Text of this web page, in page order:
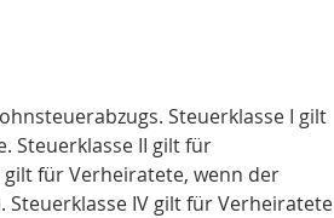
Steuerklasse I gilt
Steuerklasse II gilt für
für Verheiratete, wenn der
Steuerklasse IV gilt für Verheiratete